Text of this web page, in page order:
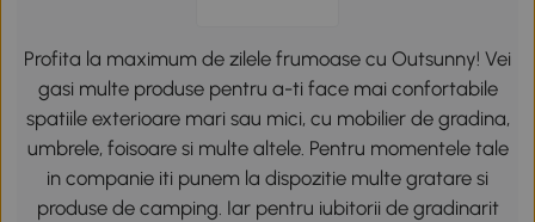
Profita la maximum de zilele frumoase cu Outsunny! Vei
gasi multe produse pentru a-ti face mai confortabile
spatiile exterioare mari sau mici, cu mobilier de gradina,
umbrele, foisoare si multe altele. Pentru momentele tale
in companie iti punem la dispozitie multe gratare si
produse de camping. Iar pentru iubitorii de gradinarit